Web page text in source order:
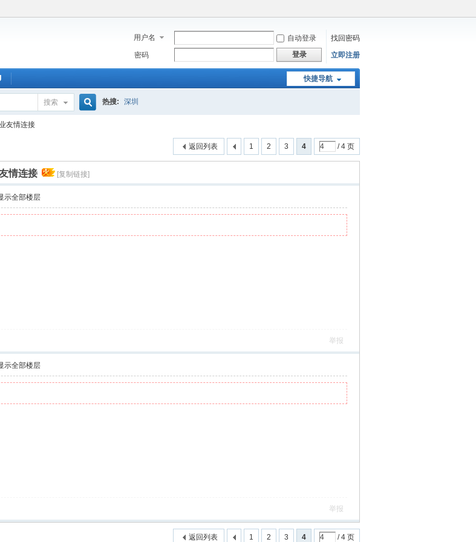
用户名 自动登录
找回密码
密码
登录 立即注册
快捷导航
搜索
索
热搜: 深圳
友情连接
1 2 3 4 / 4 页
返回列表
情连接 [复制链接]
示全部楼层
举报
示全部楼层
举报
1 2 3 4 / 4 页
返回列表